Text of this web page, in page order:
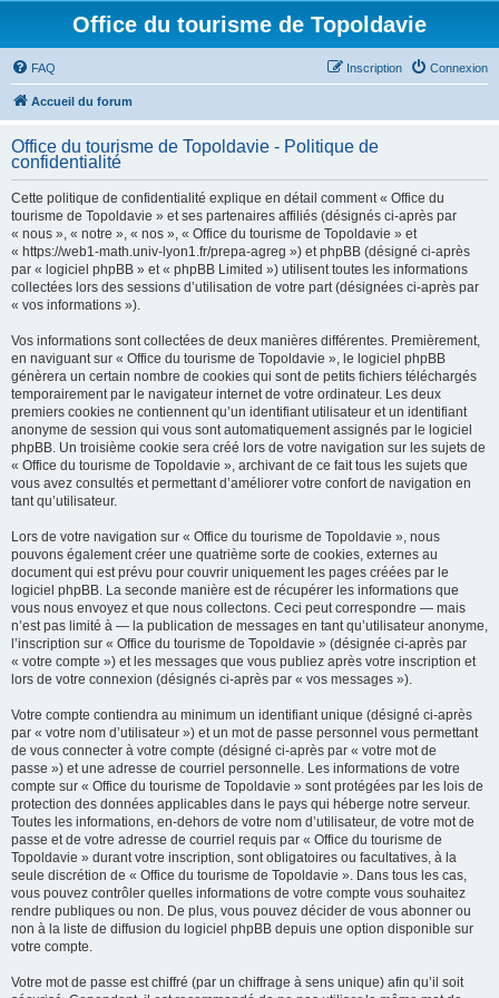
Office du tourisme de Topoldavie
FAQ Connexion
Inscription
Accueil du forum
Office du tourisme de Topoldavie - Politique de
confidentialité
Cette politique de confidentialité explique en détail comment « Office du
tourisme de Topoldavie » et ses partenaires affiliés (désignés ci-après par
« nous », « notre », « nos », « Office du tourisme de Topoldavie » et
« https://web1-math.univ-lyon1.fr/prepa-agreg ») et phpBB (désigné ci-après
par « logiciel phpBB » et « phpBB Limited ») utilisent toutes les informations
collectées lors des sessions d’utilisation de votre part (désignées ci-après par
« vos informations »).
Vos informations sont collectées de deux manières différentes. Premièrement,
en naviguant sur « Office du tourisme de Topoldavie », le logiciel phpBB
génèrera un certain nombre de cookies qui sont de petits fichiers téléchargés
temporairement par le navigateur internet de votre ordinateur. Les deux
premiers cookies ne contiennent qu’un identifiant utilisateur et un identifiant
anonyme de session qui vous sont automatiquement assignés par le logiciel
phpBB. Un troisième cookie sera créé lors de votre navigation sur les sujets de
« Office du tourisme de Topoldavie », archivant de ce fait tous les sujets que
vous avez consultés et permettant d’améliorer votre confort de navigation en
tant qu’utilisateur.
Lors de votre navigation sur « Office du tourisme de Topoldavie », nous
pouvons également créer une quatrième sorte de cookies, externes au
document qui est prévu pour couvrir uniquement les pages créées par le
logiciel phpBB. La seconde manière est de récupérer les informations que
vous nous envoyez et que nous collectons. Ceci peut correspondre — mais
n’est pas limité à — la publication de messages en tant qu’utilisateur anonyme,
l’inscription sur « Office du tourisme de Topoldavie » (désignée ci-après par
« votre compte ») et les messages que vous publiez après votre inscription et
lors de votre connexion (désignés ci-après par « vos messages »).
Votre compte contiendra au minimum un identifiant unique (désigné ci-après
par « votre nom d’utilisateur ») et un mot de passe personnel vous permettant
de vous connecter à votre compte (désigné ci-après par « votre mot de
passe ») et une adresse de courriel personnelle. Les informations de votre
compte sur « Office du tourisme de Topoldavie » sont protégées par les lois de
protection des données applicables dans le pays qui héberge notre serveur.
Toutes les informations, en-dehors de votre nom d’utilisateur, de votre mot de
passe et de votre adresse de courriel requis par « Office du tourisme de
Topoldavie » durant votre inscription, sont obligatoires ou facultatives, à la
seule discrétion de « Office du tourisme de Topoldavie ». Dans tous les cas,
vous pouvez contrôler quelles informations de votre compte vous souhaitez
rendre publiques ou non. De plus, vous pouvez décider de vous abonner ou
non à la liste de diffusion du logiciel phpBB depuis une option disponible sur
votre compte.
Votre mot de passe est chiffré (par un chiffrage à sens unique) afin qu’il soit